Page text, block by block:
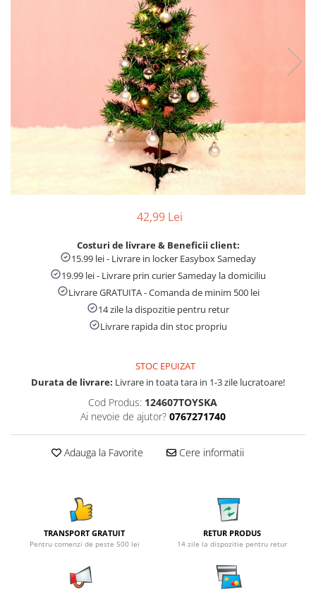
42,99 Lei
Costuri de livrare & Beneficii client:
15.99 lei - Livrare in locker Easybox Sameday
19.99 lei - Livrare prin curier Sameday la domiciliu
Livrare GRATUITA - Comanda de minim 500 lei
14 zile la dispozitie pentru retur
Livrare rapida din stoc propriu
STOC EPUIZAT
Durata de livrare: Livrare in toata tara in 1-3 zile lucratoare!
Cod Produs: 124607TOYSKA
Ai nevoie de ajutor? 0767271740
Adauga la Favorite Cere informatii
TRANSPORT GRATUIT
Pentru comenzi de peste 500 lei
RETUR PRODUS
14 zile la dispozitie pentru retur